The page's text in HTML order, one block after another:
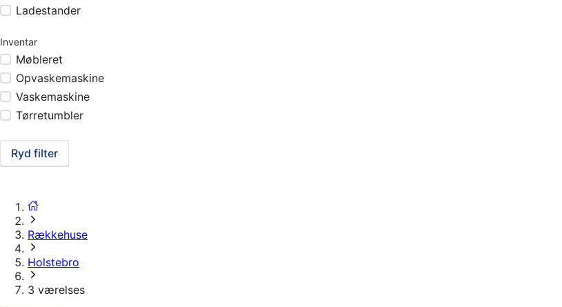
Ladestander
Inventar
Møbleret
Opvaskemaskine
Vaskemaskine
Tørretumbler
Ryd filter
Rækkehuse
Holstebro
3 værelses